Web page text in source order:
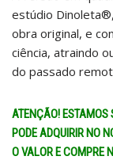
estúdio
obra original, e
ciência, atraindo
do passado
ATENÇÃO! ESTAMOS
PODE ADQUIRIR NO
O VALOR E COMPRE